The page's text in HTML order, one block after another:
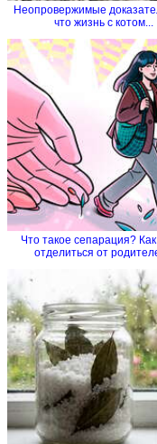
Неопровержимые
что жизнь с котом...
Что такое сепарация? Как
отделиться от